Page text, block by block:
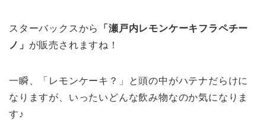
スターバックスから
「瀬戸内レモンケーキフラペチー
ノ」 が販売されますね！
一瞬、「レモンケーキ？」と頭の中がハテナだらけに
なりますが、いったいどんな飲み物なのか気になりま
す♪